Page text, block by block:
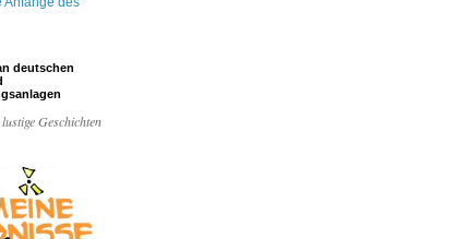
deutschen
Geschichten